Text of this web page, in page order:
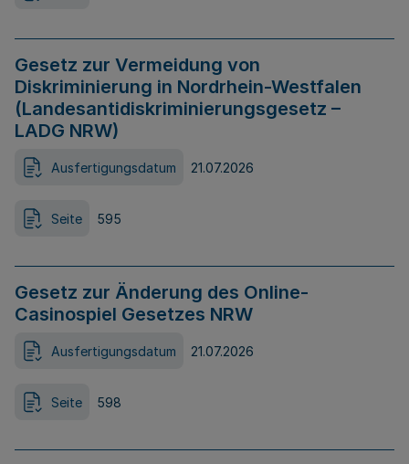
Gesetz zur Vermeidung von
Diskriminierung in Nordrhein-Westfalen
(Landesantidiskriminierungsgesetz –
LADG NRW)
Ausfertigungsdatum 21.07.2026
Seite 595
Gesetz zur Änderung des Online-
Casinospiel Gesetzes NRW
Ausfertigungsdatum 21.07.2026
Seite 598